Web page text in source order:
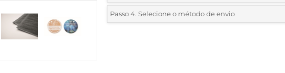
1 Cor (Num lado)
*Quantidade mínima:5
Passo 4. Selecione o método de envio